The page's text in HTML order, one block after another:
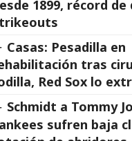
1899, récord
Casas: Pesadilla en
tras
Red Sox lo
Schmidt a Tommy
sufren baja